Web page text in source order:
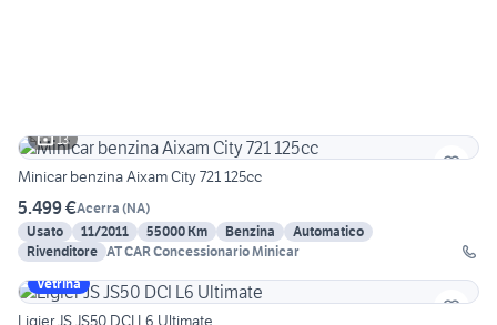
13
Minicar benzina Aixam City 721 125cc
5.499 €Acerra (NA)
Usato
11/2011 55000 Km Benzina
Automatico
Rivenditore AT CAR Concessionario Minicar
Vetrina
Ligier JS JS50 DCI L6 Ultimate